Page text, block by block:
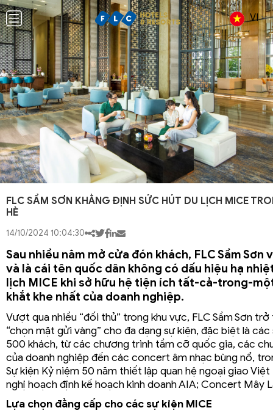
VI
FLC SẦM SƠN KHẲNG ĐỊNH SỨC HÚT DU LỊCH MICE
HÈ
14/10/2024 10:04:30
Sau nhiều năm mở cửa đón khách, FLC Sầm
và là cái tên quốc dân không có dấu hiệu hạ
lịch MICE khi sở hữu hệ tiện ích tất-cả-trong-
khắt khe nhất của doanh nghiệp.
Vượt qua nhiều “đối thủ” trong khu vực, FLC Sầm Sơn
“chọn mặt gửi vàng” cho đa dạng sự kiện, đặc biệt là
500 khách, từ các chương trình tầm cỡ quốc gia, các
của doanh nghiệp đến các concert âm nhạc bùng nổ,
Sự kiện Kỷ niệm 50 năm thiết lập quan hệ ngoại giao
nghị hoạch định kế hoạch kinh doanh AIA; Concert Mây
Lựa chọn đẳng cấp cho các sự kiện MICE